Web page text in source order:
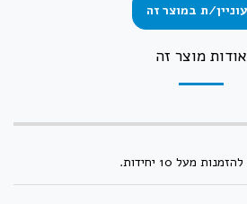
ת במוצר זה
אודות מוצר זה
מעל 10 יחידות.